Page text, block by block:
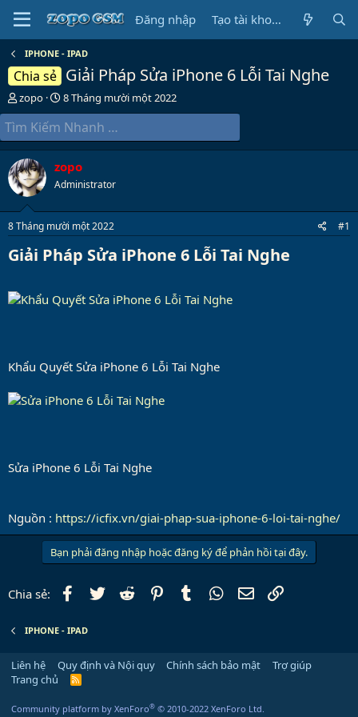
Đăng nhập Tạo tài khoản
IPHONE - IPAD
Chia sẻ Giải Pháp Sửa iPhone 6 Lỗi Tai Nghe
B
ắ
t
đ
ầ
u
zopo
N
g
à
y
b
ắ
t
ầ
u
8 Tháng mười một 2022
zopo
Administrator
8 Tháng mười một 2022 #1
Giải Pháp Sửa iPhone 6 Lỗi Tai Nghe​
Khẩu Quyết Sửa iPhone 6 Lỗi Tai Nghe
Sửa iPhone 6 Lỗi Tai Nghe
Nguồn : https://icfix.vn/giai-phap-sua-iphone-6-loi-tai-nghe/
Bạn phải đăng nhập hoặc đăng ký để phản hồi tại đây.
Chia sẻ: Facebook
Twitter Reddit PinterestTumblr WhatsApp
Email
IPHONE - IPAD
Liên hệ Quy định và Nội quy Chính sách bảo mật
Trợ giúp
Trang chủ
R
Community platform by XenForo® © 2010-2022 XenForo Ltd.